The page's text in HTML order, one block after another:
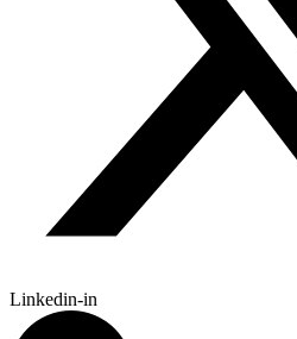
Linkedin-in